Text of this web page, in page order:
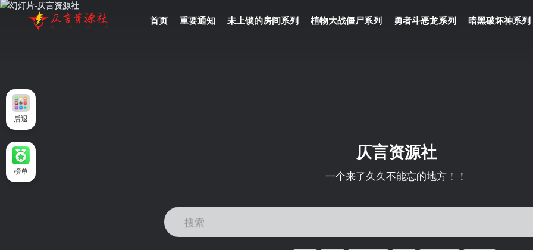
首页 重要通知 未上锁的房间系列 植物大战僵尸系列 勇者斗恶龙系列 暗黑破坏神系列
仄言资源社
一个来了久久不能忘的地方！！
搜索
后退
榜单